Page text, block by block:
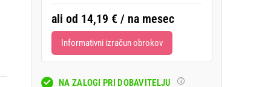
ali od 14,19 € / na mesec
Informativni izračun obrokov
NA ZALOGI PRI DOBAVITELJU